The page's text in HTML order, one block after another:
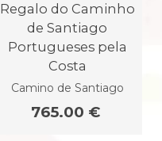
Regalo do Caminho
de Santiago
Portugueses pela
Costa
Camino de Santiago
765.00 €